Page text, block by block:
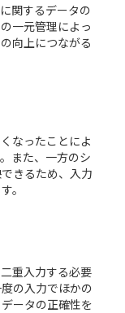
関するデータの
一元管理によっ
向上につながる
なったことによ
また、一方のシ
きるため、入力
。
重入力する必要
の入力でほかの
ータの正確性を